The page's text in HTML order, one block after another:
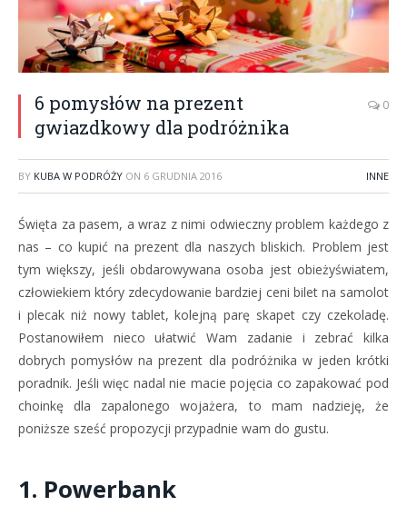
6 pomysłów na prezent
gwiazdkowy dla podróżnika
0
BY KUBA W PODRÓŻY ON 6 GRUDNIA 2016 INNE
Święta za pasem, a wraz z nimi odwieczny problem każdego z
nas – co kupić na prezent dla naszych bliskich. Problem jest
tym większy, jeśli obdarowywana osoba jest obieżyświatem,
człowiekiem który zdecydowanie bardziej ceni bilet na samolot
i plecak niż nowy tablet, kolejną parę skapet czy czekoladę.
Postanowiłem nieco ułatwić Wam zadanie i zebrać kilka
dobrych pomysłów na prezent dla podróżnika w jeden krótki
poradnik. Jeśli więc nadal nie macie pojęcia co zapakować pod
choinkę dla zapalonego wojażera, to mam nadzieję, że
poniższe sześć propozycji przypadnie wam do gustu.
1. Powerbank